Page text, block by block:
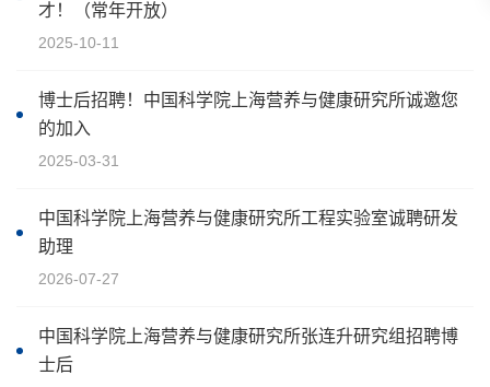
才！（常年开放）
2025-10-11
博士后招聘！中国科学院上海营养与健康研究所诚邀您
的加入
2025-03-31
中国科学院上海营养与健康研究所工程实验室诚聘研发
助理
2026-07-27
中国科学院上海营养与健康研究所张连升研究组招聘博
士后